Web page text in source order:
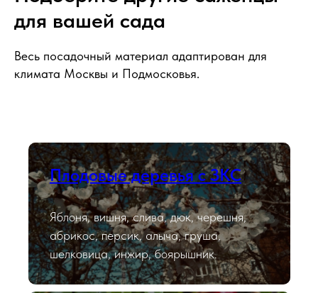
для вашей сада
Весь посадочный материал адаптирован для
климата Москвы и Подмосковья.
Плодовые деревья с ЗКС
Яблоня, вишня, слива, дюк, черешня,
абрикос, персик, алыча, груша,
шелковица, инжир, боярышник.